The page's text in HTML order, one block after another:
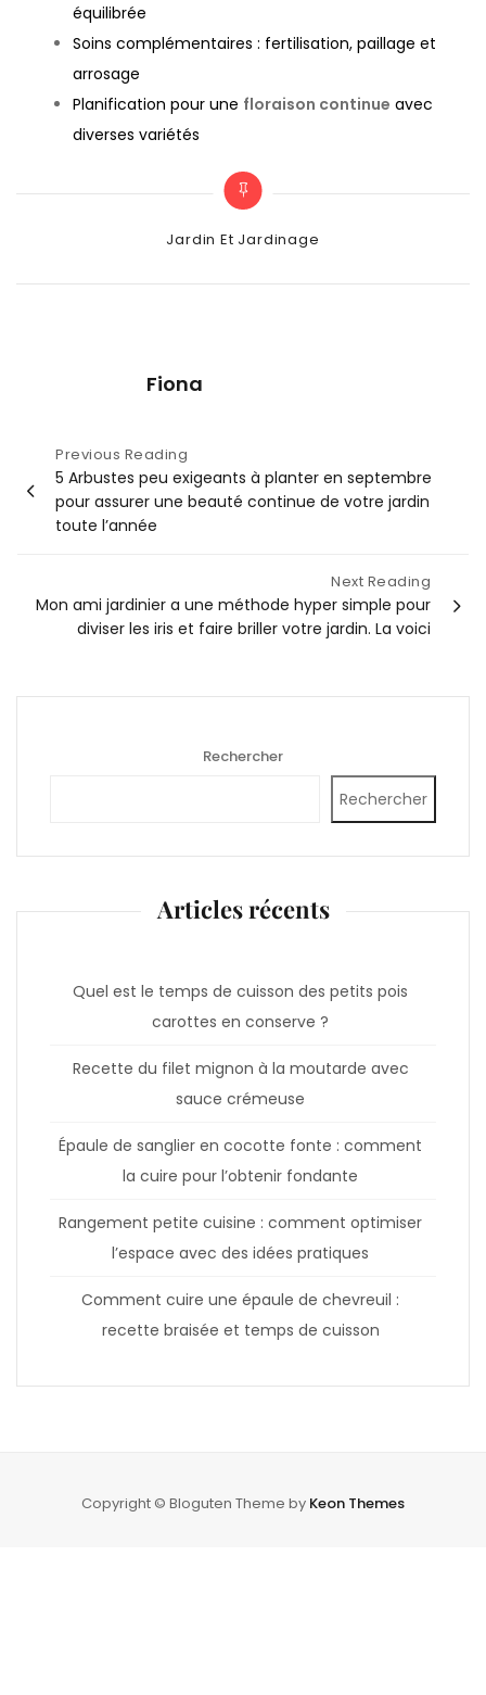
équilibrée
Soins complémentaires : fertilisation, paillage et
arrosage
Planification pour une floraison continue avec
diverses variétés
Categories
Jardin Et Jardinage
Fiona
Navigation
de
l’article
Previous Reading
5 Arbustes peu exigeants à planter en septembre
pour assurer une beauté continue de votre jardin
toute l’année
Next Reading
Mon ami jardinier a une méthode hyper simple pour
diviser les iris et faire briller votre jardin. La voici
Rechercher
Rechercher
Articles récents
Quel est le temps de cuisson des petits pois
carottes en conserve ?
Recette du filet mignon à la moutarde avec
sauce crémeuse
Épaule de sanglier en cocotte fonte : comment
la cuire pour l’obtenir fondante
Rangement petite cuisine : comment optimiser
l’espace avec des idées pratiques
Comment cuire une épaule de chevreuil :
recette braisée et temps de cuisson
Copyright © Bloguten Theme by Keon Themes